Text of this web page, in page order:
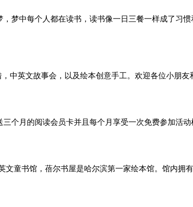
梦中每个人都在读书，读书像一日三餐一样成了习
中英文故事会，以及绘本创意手工。欢迎各位小朋友
个月的阅读会员卡并且每个月享受一次免费参加活
童书馆，蓓尔书屋是哈尔滨第一家绘本馆。馆内拥